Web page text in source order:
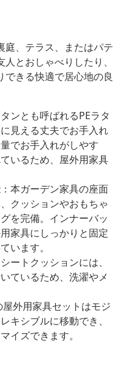
庭、テラス、またはパテ
とおしゃべりしたり、
できる快適で居心地の良
ンとも呼ばれるPEラタ
見える丈夫でお手入れ
でお手入れがしやす
いるため、屋外用家具
本ガーデン家具の座面
クッションやおもちゃ
を完備。インナーバッ
家具にしっかりと固定
います。
ートクッションには、
ているため、洗濯やメ
外用家具セットはモジ
キシブルに移動でき、
イズできます。